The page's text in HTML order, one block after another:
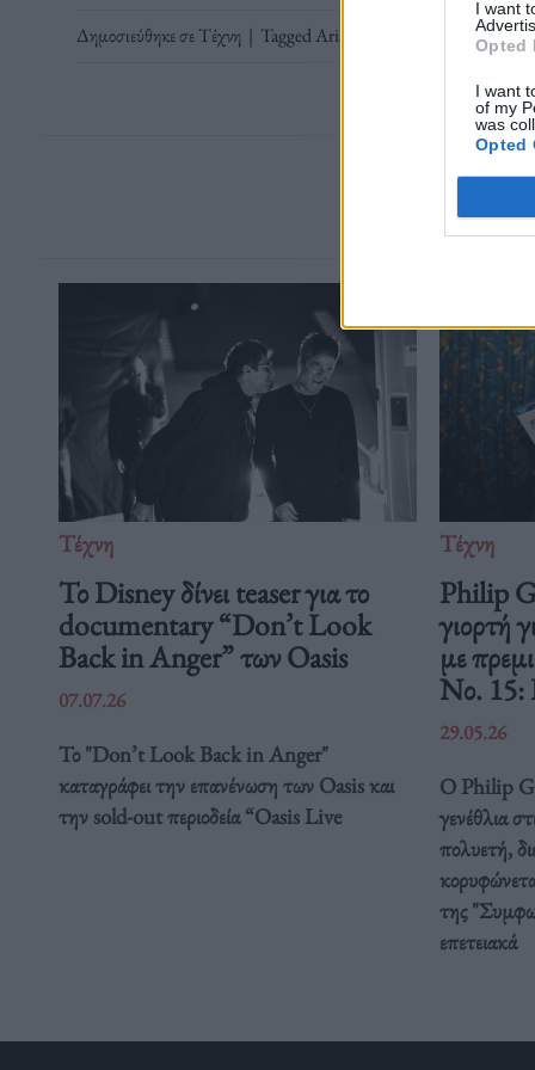
I want
Opted
I want
of my
was
Opted
Δημοσιεύθηκε σεΤέχνη | TaggedAriana DeBose DeBose,
Τέχνη
Το Disney δίνει teaser για το
documentary “Don’t Look
Back in Anger” των Oasis
07.07.26
Το "Don’t Look Back in Anger"
καταγράφει την επανένωση των Oasis και
την sold-out περιοδεία “Oasis Live
Τέχνη
Philip
γιορτή
με
Νο. 15:
29.05.26
Ο Philip
γενέθλια
πολυετή,
της
επετειακά